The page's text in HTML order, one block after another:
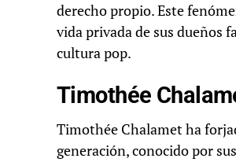
derecho propio. Este
vida privada de sus dueños
cultura pop.
Timothée
Timothée Chalamet ha
generación, conocido por